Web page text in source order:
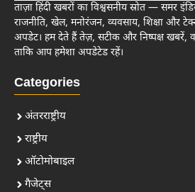
ताज़ा हिंदी खबरों का विश्वसनीय स्रोत — समर इंडिया
राजनीति, खेल, मनोरंजन, व्यवसाय, शिक्षा और
अपडेट। हम देते हैं तेज़, सटीक और निष्पक्ष खबरें,
ताकि आप हमेशा अपडेटेड रहें।
Categories
अंतरराष्ट्रीय
राष्ट्रीय
ऑटोमोबाइल
गैजेट्स